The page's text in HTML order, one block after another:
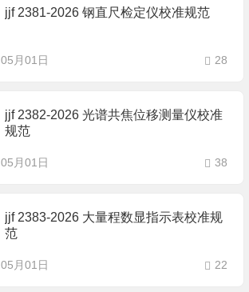
jjf 2381-2026 钢直尺检定仪校准规范
05月01日 28
jjf 2382-2026 光谱共焦位移测量仪校准
规范
05月01日 38
jjf 2383-2026 大量程数显指示表校准规
范
05月01日 22